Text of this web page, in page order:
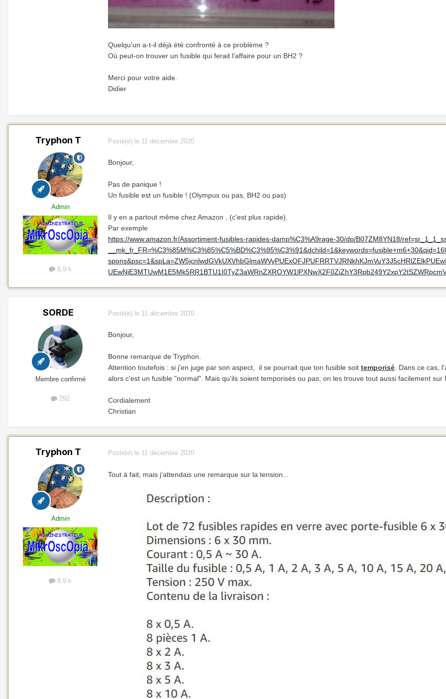
Quelqu'un a-t-il déjà été confronté à ce problème ?
Où peut-on trouver un fusible qui ferait l'affaire pour un BH2 ?
Merci pour votre aide.
Didier
Tryphon T
Admin
8,9 k
Posté(e) le 11 décembre 2020
Bonjour,
Pas de panique !
Un fusible est un fusible ! (Olympus ou pas, BH2 ou pas)
Il y en a partout même chez Amazon , (c'est plus rapide).
Par exemple
https://www.amazon.fr/Assortiment-fusibles-rapides-damp%C3%A9rage-30/dp/B07ZM8YN18/
SORDE
Membre confirmé
292
Posté(e) le 11 décembre 2020
Bonjour,
Bonne remarque de Tryphon.
Attention toutefois : si j'en juge par son aspect, il se pourrait que ton fusible soit temporisé. Dans ce cas,
alors c'est un fusible "normal". Mais qu'ils soient temporisés ou pas, on les trouve tout aussi facilement sur
Cordialement
Christian
Tryphon T
Admin
8,9 k
Posté(e) le 11 décembre 2020
Tout à fait, mais j'attendais une remarque sur la tension...